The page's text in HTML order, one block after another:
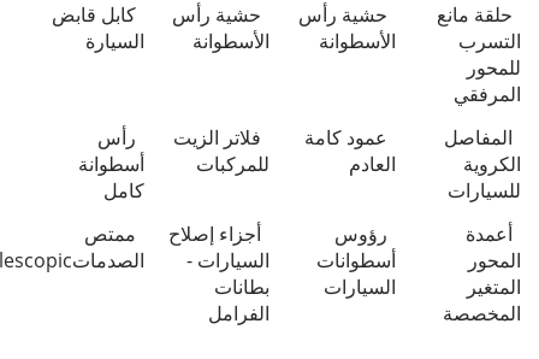
حلقة مانع
التسرب
للمحور
المرفقي
حشية رأس
الأسطوانة
حشية رأس
الأسطوانة
كابل قابض
السيارة
المفاصل
الكروية
للسيارات
عمود كامة
العادم
فلاتر الزيت
للمركبات
رأس
أسطوانة
كامل
أعمدة
المحور
المتغير
المخصصة
رؤوس
أسطوانات
السيارات
أجزاء إصلاح
السيارات -
بطانات
الفرامل
ممتص
الصدماتlescopic